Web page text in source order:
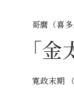
哥麿（喜
金
寛政末期